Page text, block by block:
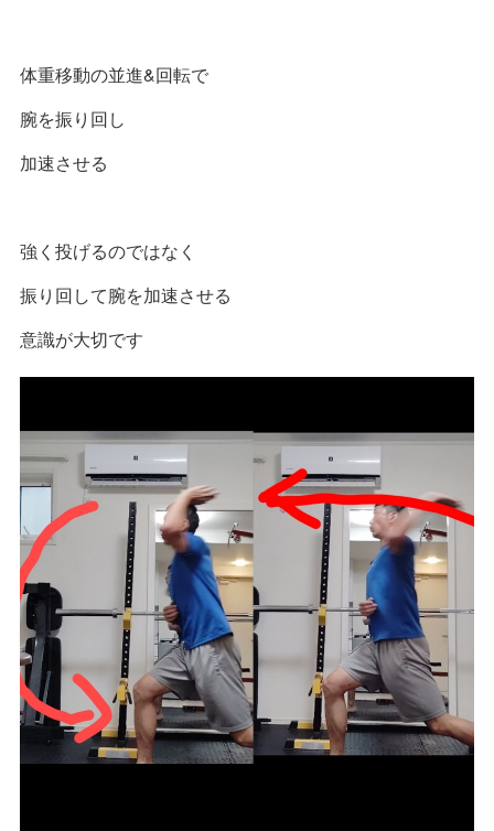
体重移動の並進&回転で
腕を振り回し
加速させる
強く投げるのではなく
振り回して腕を加速させる
意識が大切です